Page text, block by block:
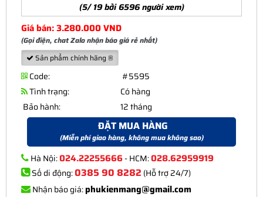
(5/ 19 bởi 6596 người xem)
Giá bán: 3.280.000 VND
(Gọi điện, chat Zalo nhận báo giá rẻ nhất)
Sản phẩm chính hãng ®
Code:
#5595
Tình trạng:
Có hàng
Bảo hành:
12 tháng
ĐẶT MUA HÀNG
(Miễn phí giao hàng, không mua không sao)
Hà Nội:024.22255666- HCM:028.62959919
Số di động:0385 90 8282 (Hỗ trợ 24/7)
Nhận báo giá:phukienmang@gmail.com